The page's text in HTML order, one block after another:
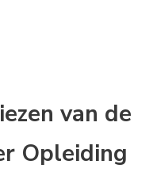
van de
Opleiding